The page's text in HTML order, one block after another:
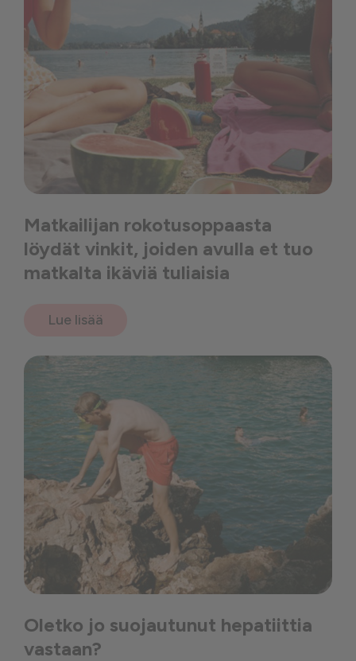
Matkailijan rokotusoppaasta
löydät vinkit, joiden avulla et tuo
matkalta ikäviä tuliaisia
Lue lisää
Oletko jo suojautunut hepatiittia
vastaan?